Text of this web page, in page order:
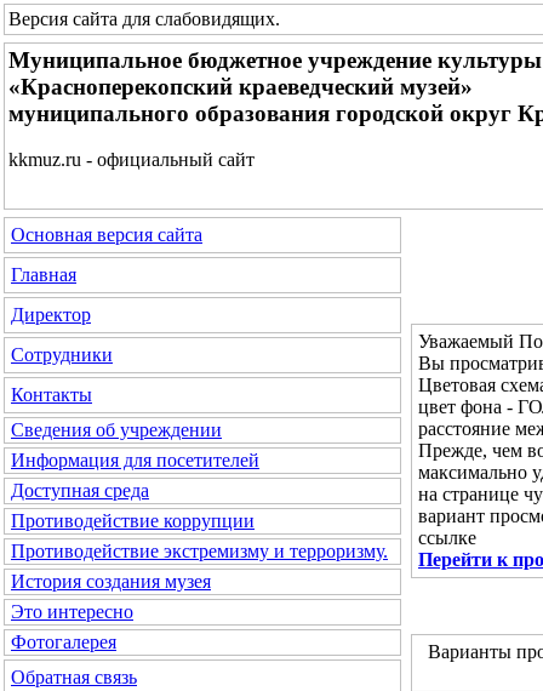
Версия сайта для слабовидящих.
Муниципальное бюджетное учреждение культуры
«Красноперекопский краеведческий музей»
муниципального образования городской округ
kkmuz.ru - официальный сайт
Основная версия сайта
Главная
Директор
Сотрудники
Контакты
Сведения об учреждении
Информация для посетителей
Доступная среда
Противодействие коррупции
Противодействие экстремизму и терроризму.
История создания музея
Это интересно
Фотогалерея
Обратная связь
Уважаемый
Вы
Цветовая
цвет фона -
расстояние
Прежде, чем
максимально
на странице
вариант
ссылке
Перейти к
Варианты